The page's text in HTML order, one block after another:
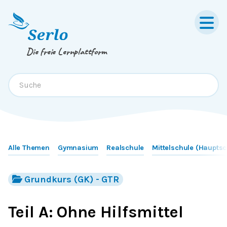
Springe zum
Die freie Lernplattform
Alle Themen Gymnasium Realschule Mittelschule
Grundkurs (GK) - GTR
Teil A: Ohne Hilfsmittel